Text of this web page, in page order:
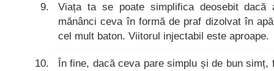
Viața ta se poate simplifica deosebit
mănânci ceva în formă de praf dizolvat în
cel mult baton. Viitorul injectabil este aproape.
În fine, dacă ceva pare simplu și de bun